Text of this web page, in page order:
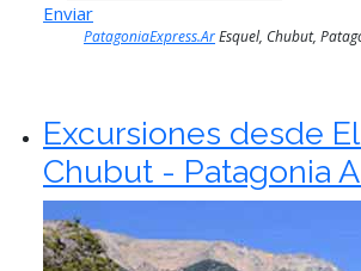
Enviar
PatagoniaExpress.ArEsquel, Chubut,
Excursiones desde
Chubut - Patagonia